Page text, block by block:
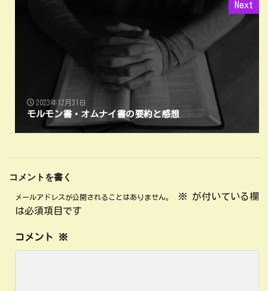
Next
2023年12月31日
モルモン書・オムナイ書の要約と感想
コメントを書く
メールアドレスが公開されることはありません。 ※ が付いている欄
は必須項目です
コメント ※